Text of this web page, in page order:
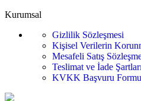
Kurumsal
Gizlilik Sözleşmesi
Kişisel Verilerin
Mesafeli Satış
Teslimat ve İade Şartları
KVKK Başvuru Formu